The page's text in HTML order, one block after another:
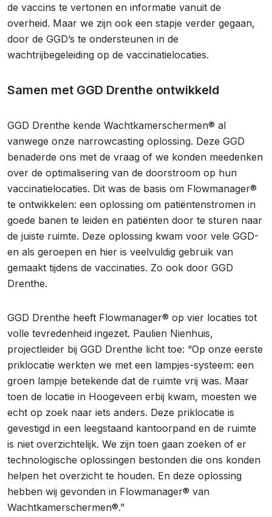
de vaccins te vertonen en informatie vanuit de
overheid. Maar we zijn ook een stapje verder gegaan,
door de GGD’s te ondersteunen in de
wachtrijbegeleiding op de vaccinatielocaties.
Samen met GGD Drenthe ontwikkeld
GGD Drenthe kende Wachtkamerschermen® al
vanwege onze narrowcasting oplossing. Deze GGD
benaderde ons met de vraag of we konden meedenken
over de optimalisering van de doorstroom op hun
vaccinatielocaties. Dit was de basis om Flowmanager®
te ontwikkelen: een oplossing om patiëntenstromen in
goede banen te leiden en patiënten door te sturen naar
de juiste ruimte. Deze oplossing kwam voor vele GGD-
en als geroepen en hier is veelvuldig gebruik van
gemaakt tijdens de vaccinaties. Zo ook door GGD
Drenthe.
GGD Drenthe heeft Flowmanager® op vier locaties tot
volle tevredenheid ingezet. Paulien Nienhuis,
projectleider bij GGD Drenthe licht toe: “Op onze eerste
priklocatie werkten we met een lampjes-systeem: een
groen lampje betekende dat de ruimte vrij was. Maar
toen de locatie in Hoogeveen erbij kwam, moesten we
echt op zoek naar iets anders. Deze priklocatie is
gevestigd in een leegstaand kantoorpand en de ruimte
is niet overzichtelijk. We zijn toen gaan zoeken of er
technologische oplossingen bestonden die ons konden
helpen het overzicht te houden. En deze oplossing
hebben wij gevonden in Flowmanager® van
Wachtkamerschermen®.”